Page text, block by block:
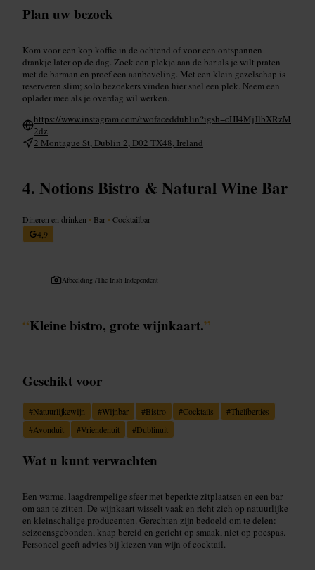
Plan uw bezoek
Kom voor een kop koffie in de ochtend of voor een ontspannen
drankje later op de dag. Zoek een plekje aan de bar als je wilt praten
met de barman en proef een aanbeveling. Met een klein gezelschap is
reserveren slim; solo bezoekers vinden hier snel een plek. Neem een
oplader mee als je overdag wil werken.
https://www.instagram.com/twofaceddublin?igsh=cHI4MjJlbXRzM
2dz
2 Montague St, Dublin 2, D02 TX48, Ireland
Notions Bistro & Natural Wine Bar
Dineren en drinken • Bar •Cocktailbar
4,9
Afbeelding /The Irish Independent
“Kleine bistro, grote wijnkaart.”
Geschikt voor
#Natuurlijkewijn #Wijnbar #Bistro #Cocktails #Theliberties
#Avonduit #Vriendenuit #Dublinuit
Wat u kunt verwachten
Een warme, laagdrempelige sfeer met beperkte zitplaatsen en een bar
om aan te zitten. De wijnkaart wisselt vaak en richt zich op natuurlijke
en kleinschalige producenten. Gerechten zijn bedoeld om te delen:
seizoensgebonden, knap bereid en gericht op smaak, niet op poespas.
Personeel geeft advies bij kiezen van wijn of cocktail.